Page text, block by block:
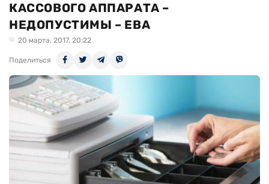
КАССОВОГО АППАРАТА –
НЕДОПУСТИМЫ – ЕВА
20 марта, 2017, 20:22
Поделиться